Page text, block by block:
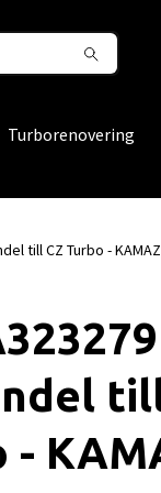
Turborenovering
till CZ Turbo - KAMAZ
-